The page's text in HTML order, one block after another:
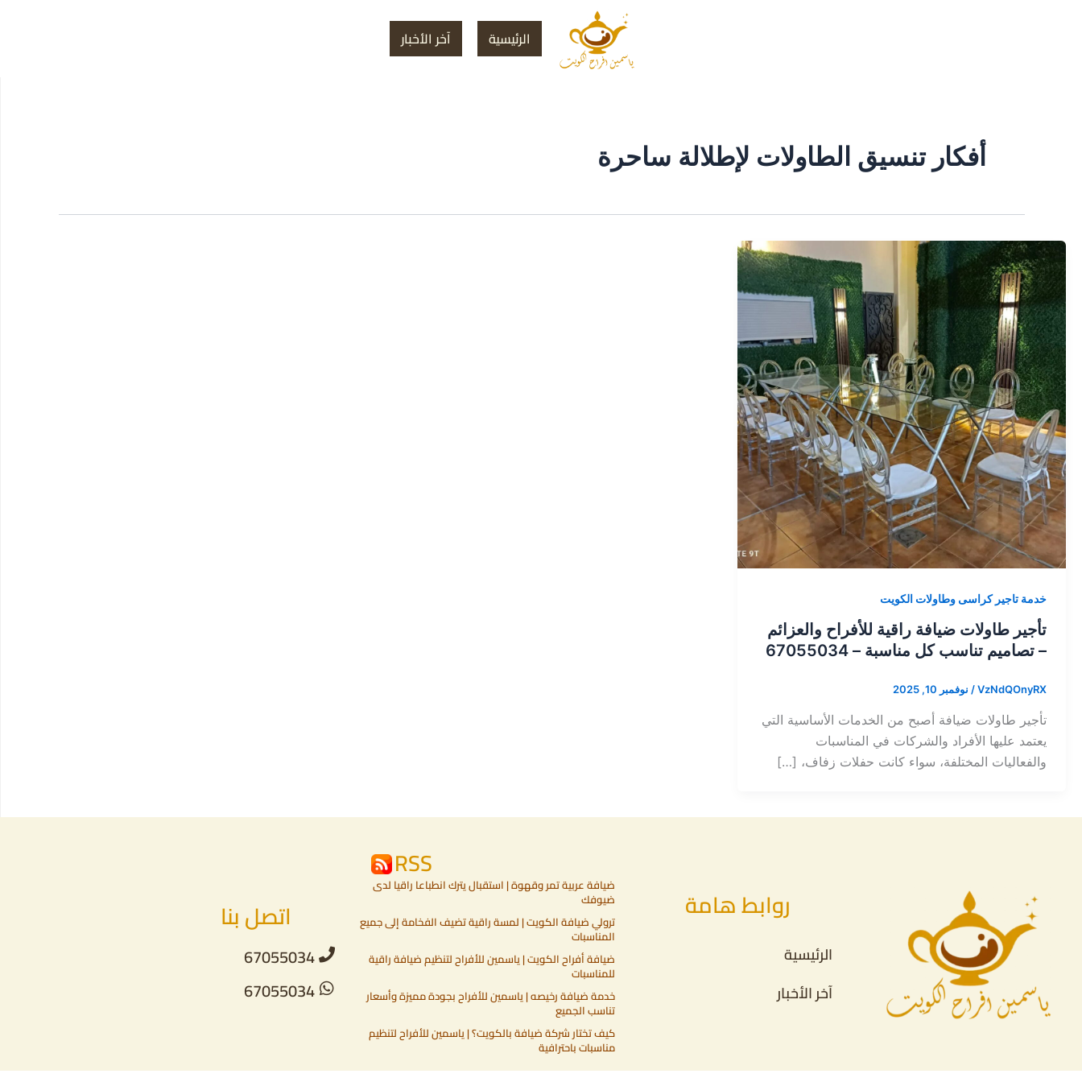
الرئيسية آخر الأخبار
أفكار تنسيق الطاولات لإطلالة ساحرة
خدمة تاجير كراسى وطاولات الكويت
تأجير طاولات ضيافة راقية للأفراح والعزائم
– تصاميم تناسب كل مناسبة – 67055034
VzNdQOnyRX
/ نوفمبر 10, 2025
تأجير طاولات ضيافة أصبح من الخدمات الأساسية التي
يعتمد عليها الأفراد والشركات في المناسبات
والفعاليات المختلفة، سواء كانت حفلات زفاف، […]
روابط هامة
الرئيسية
آخر الأخبار
RSS
ضيافة عربية تمر وقهوة | استقبال يترك انطباعا راقيا لدى
ضيوفك
ترولي ضيافة الكويت | لمسة راقية تضيف الفخامة إلى جميع
المناسبات
ضيافة أفراح الكويت | ياسمين للأفراح لتنظيم ضيافة راقية
للمناسبات
خدمة ضيافة رخيصه | ياسمين للأفراح بجودة مميزة وأسعار
تناسب الجميع
كيف تختار شركة ضيافة بالكويت؟ | ياسمين للأفراح لتنظيم
مناسبات باحترافية
اتصل بنا
67055034
67055034